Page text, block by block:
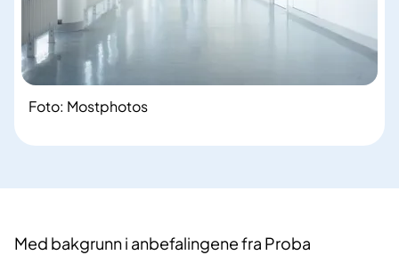
Foto: Mostphotos
Med bakgrunn i anbefalingene fra Proba